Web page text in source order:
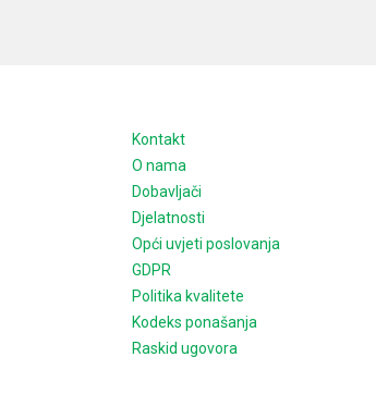
Kontakt
O nama
Dobavljači
Djelatnosti
Opći uvjeti poslovanja
GDPR
Politika kvalitete
Kodeks ponašanja
Raskid ugovora